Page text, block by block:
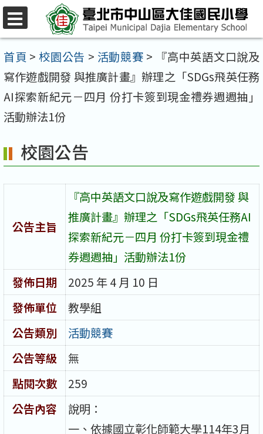
跳
至
主
要
內
容
首頁 > 校園公告 > 活動競賽 >
『高中英語文口說及
寫作遊戲開發 與推廣計畫』辦理之「SDGs飛英任務
AI探索新紀元－四月 份打卡簽到現金禮券週週抽」
活動辦法1份
校園公告
公告主旨
『高中英語文口說及寫作遊戲開發 與
推廣計畫』辦理之「SDGs飛英任務AI
探索新紀元－四月 份打卡簽到現金禮
券週週抽」活動辦法1份
發佈日期
2025 年 4 月 10 日
發佈單位
教學組
公告類別
活動競賽
公告等級
無
點閱次數
259
公告內容
說明：
一、依據國立彰化師範大學114年3月
選
單